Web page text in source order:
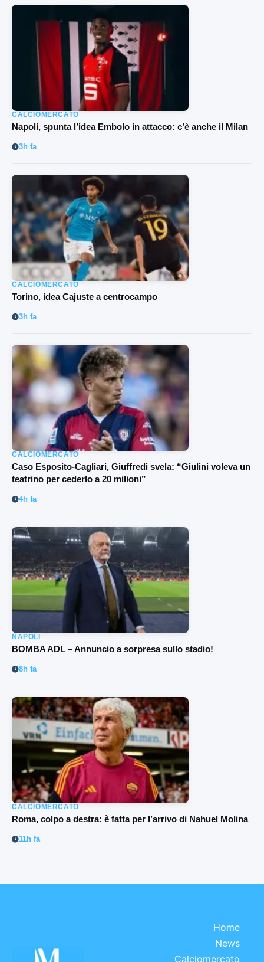
CALCIOMERCATO
Napoli, spunta l’idea Embolo in attacco: c’è anche il Milan
3h fa
CALCIOMERCATO
Torino, idea Cajuste a centrocampo
3h fa
CALCIOMERCATO
Caso Esposito-Cagliari, Giuffredi svela: “Giulini voleva un
teatrino per cederlo a 20 milioni”
4h fa
NAPOLI
BOMBA ADL – Annuncio a sorpresa sullo stadio!
8h fa
CALCIOMERCATO
Roma, colpo a destra: è fatta per l’arrivo di Nahuel Molina
11h fa
Home
News
Calciomercato